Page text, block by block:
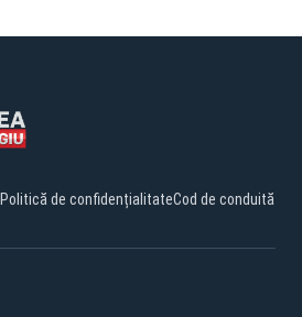
Politică de confidențialitateCod de conduită